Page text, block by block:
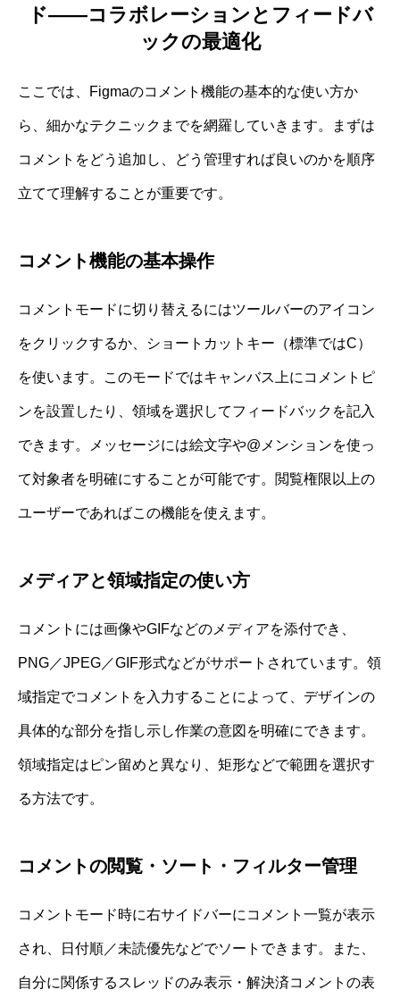
ド――コラボレーションとフィードバ
ックの最適化
ここでは、Figmaのコメント機能の基本的な使い方か
ら、細かなテクニックまでを網羅していきます。まずは
コメントをどう追加し、どう管理すれば良いのかを順序
立てて理解することが重要です。
コメント機能の基本操作
コメントモードに切り替えるにはツールバーのアイコン
をクリックするか、ショートカットキー（標準ではC）
を使います。このモードではキャンバス上にコメントピ
ンを設置したり、領域を選択してフィードバックを記入
できます。メッセージには絵文字や@メンションを使っ
て対象者を明確にすることが可能です。閲覧権限以上の
ユーザーであればこの機能を使えます。
メディアと領域指定の使い方
コメントには画像やGIFなどのメディアを添付でき、
PNG／JPEG／GIF形式などがサポートされています。領
域指定でコメントを入力することによって、デザインの
具体的な部分を指し示し作業の意図を明確にできます。
領域指定はピン留めと異なり、矩形などで範囲を選択す
る方法です。
コメントの閲覧・ソート・フィルター管理
コメントモード時に右サイドバーにコメント一覧が表示
され、日付順／未読優先などでソートできます。また、
自分に関係するスレッドのみ表示・解決済コメントの表